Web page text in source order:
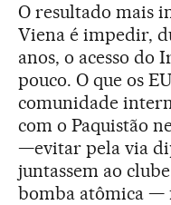
O resultado mais
Viena é impedir,
anos, o acesso do
pouco. O que os
comunidade
com o Paquistão
—evitar pela via
juntassem ao
bomba atômica —